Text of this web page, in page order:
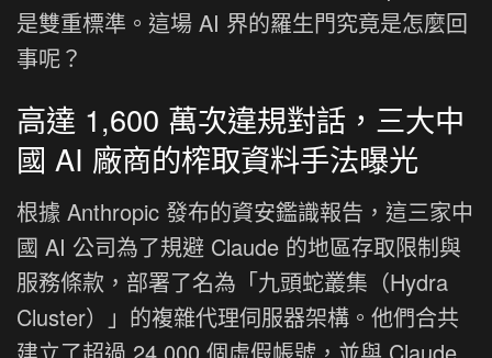
是雙重標準。這場 AI 界的羅生門究竟是怎麼回
事呢？
高達 1,600 萬次違規對話，三大中
國 AI 廠商的榨取資料手法曝光
根據 Anthropic 發布的資安鑑識報告，這三家中
國 AI 公司為了規避 Claude 的地區存取限制與
服務條款，部署了名為「九頭蛇叢集（Hydra
Cluster）」的複雜代理伺服器架構。他們合共